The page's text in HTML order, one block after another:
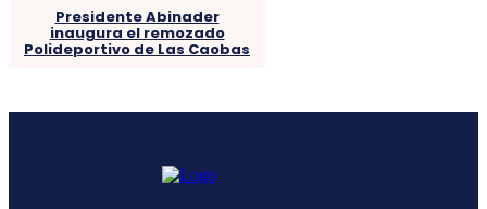
Presidente Abinader
inaugura el remozado
Polideportivo de Las Caobas